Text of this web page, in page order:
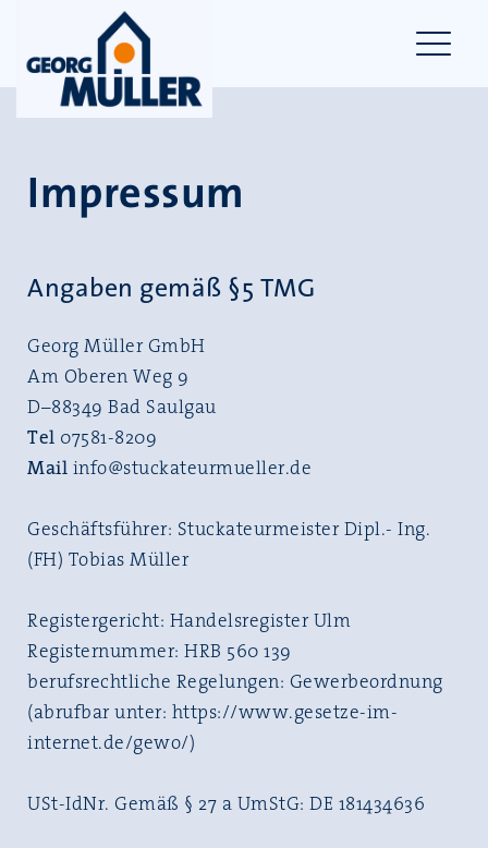
Impressum
Angaben gemäß §5 TMG
Georg Müller GmbH
Am Oberen Weg 9
D–88349 Bad Saulgau
Tel 07581-8209
Mailinfo@stuckateurmueller.de
Geschäftsführer: Stuckateurmeister Dipl.- Ing.
(FH) Tobias Müller
Registergericht: Handelsregister Ulm
Registernummer: HRB 560 139
berufsrechtliche Regelungen: Gewerbeordnung
(abrufbar unter: https://www.gesetze-im-
internet.de/gewo/)
USt-IdNr. Gemäß § 27 a UmStG: DE 181434636